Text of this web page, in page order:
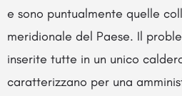
e sono puntualmente quelle
meridionale del Paese. Il
inserite tutte in un unico
caratterizzano per una